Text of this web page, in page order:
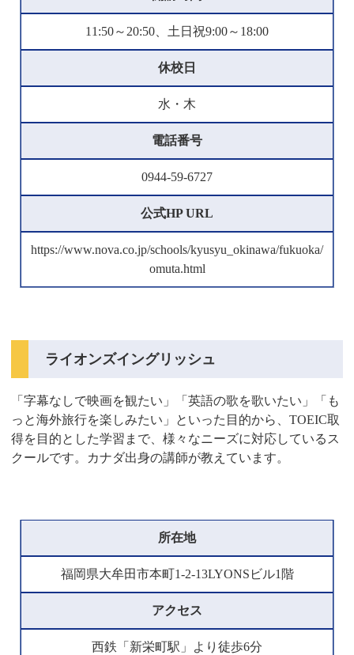
11:50～20:50、土日祝9:00～18:00
休校日
水・木
電話番号
0944-59-6727
公式HP URL
https://www.nova.co.jp/schools/kyusyu_okinawa/fukuoka/
omuta.html
ライオンズイングリッシュ
「字幕なしで映画を観たい」「英語の歌を歌いたい」「も
っと海外旅行を楽しみたい」といった目的から、TOEIC取
得を目的とした学習まで、様々なニーズに対応しているス
クールです。カナダ出身の講師が教えています。
所在地
福岡県大牟田市本町1-2-13LYONSビル1階
アクセス
西鉄「新栄町駅」より徒歩6分